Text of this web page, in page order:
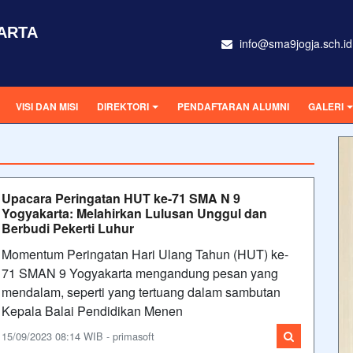
info@sma9jogja.sch.id
VISI DAN MISI DIREKTORI PENDAFTARAN ALUMNI GALERI
Upacara Peringatan HUT ke-71 SMA N 9
Yogyakarta: Melahirkan Lulusan Unggul dan
Berbudi Pekerti Luhur
Momentum Peringatan Hari Ulang Tahun (HUT) ke-
71 SMAN 9 Yogyakarta mengandung pesan yang
mendalam, seperti yang tertuang dalam sambutan
Kepala Balai Pendidikan Menen
15/09/2023 08:14 WIB - primasoft